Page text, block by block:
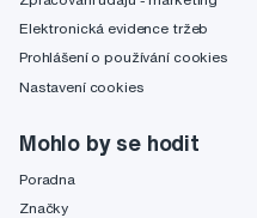
Elektronická evidence tržeb
Prohlášení o používání cookies
Nastavení cookies
Mohlo by se hodit
Poradna
Značky